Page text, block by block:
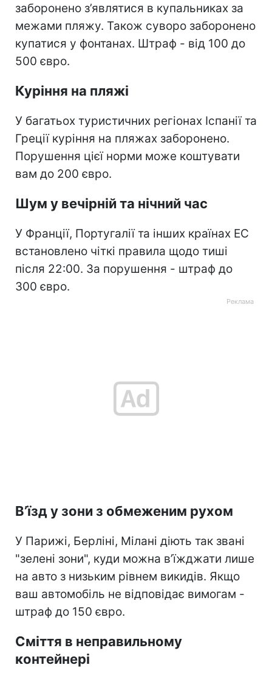
заборонено з’являтися в купальниках за
межами пляжу. Також суворо заборонено
купатися у фонтанах. Штраф - від 100 до
500 євро.
Куріння на пляжі
У багатьох туристичних регіонах Іспанії та
Греції куріння на пляжах заборонено.
Порушення цієї норми може коштувати
вам до 200 євро.
Шум у вечірній та нічний час
У Франції, Португалії та інших країнах ЕС
встановлено чіткі правила щодо тиші
після 22:00. За порушення - штраф до
300 євро.
В’їзд у зони з обмеженим рухом
У Парижі, Берліні, Мілані діють так звані
"зелені зони", куди можна в’їжджати лише
на авто з низьким рівнем викидів. Якщо
ваш автомобіль не відповідає вимогам -
штраф до 150 євро.
Сміття в неправильному
контейнері